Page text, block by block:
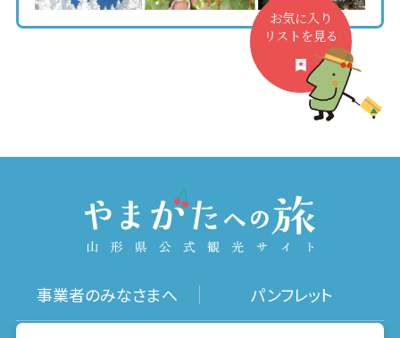
お気に入り
リストを見る
事業者のみなさまへ パンフレット